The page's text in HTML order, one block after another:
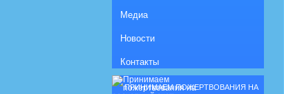
Медиа
Новости
Контакты
ПРИНИМАЕМ ПОЖЕРТВОВАНИЯ НА